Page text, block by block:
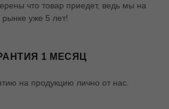
что товар приедет, ведь мы на
рынке уже 5 лет!
1 МЕСЯЦ
на продукцию лично от нас.